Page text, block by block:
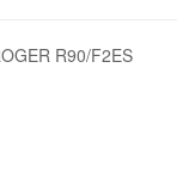
R90/F2ES